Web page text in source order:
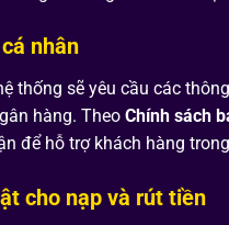
nhân
thống sẽ yêu cầu các
hàng. Theo Chính sách
để hỗ trợ khách hàng
cho nạp và rút tiền